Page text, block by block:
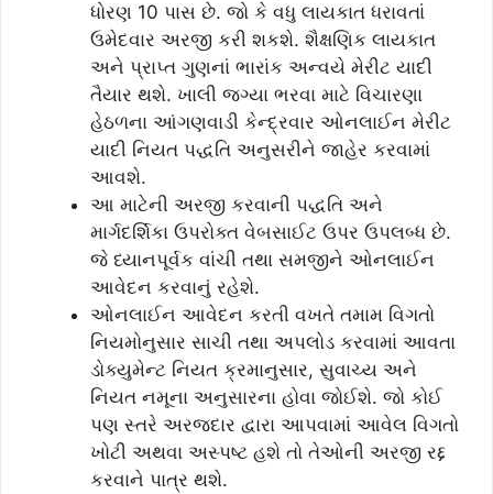
ધોરણ 10 પાસ છે. જો કે વધુ લાયકાત ધરાવતાં
ઉમેદવાર અરજી કરી શકશે. શૈક્ષણિક લાયકાત
અને પ્રાપ્ત ગુણનાં ભારાંક અન્વયે મેરીટ યાદી
તૈયાર થશે. ખાલી જગ્યા ભરવા માટે વિચારણા
હેઠળના આંગણવાડી કેન્દ્રવાર ઓનલાઈન મેરીટ
યાદી નિયત પદ્ધતિ અનુસરીને જાહેર કરવામાં
આવશે.
આ માટેની અરજી કરવાની પદ્ધતિ અને
માર્ગદર્શિકા ઉપરોક્ત વેબસાઈટ ઉપર ઉપલબ્ધ છે.
જે ધ્યાનપૂર્વક વાંચી તથા સમજીને ઓનલાઈન
આવેદન કરવાનું રહેશે.
ઓનલાઈન આવેદન કરતી વખતે તમામ વિગતો
નિયમોનુસાર સાચી તથા અપલોડ કરવામાં આવતા
ડોક્યુમેન્ટ નિયત ક્રમાનુસાર, સુવાચ્ય અને
નિયત નમૂના અનુસારના હોવા જોઈશે. જો કોઈ
પણ સ્તરે અરજદાર દ્વારા આપવામાં આવેલ વિગતો
ખોટી અથવા અસ્પષ્ટ હશે તો તેઓની અરજી રદ્દ
કરવાને પાત્ર થશે.